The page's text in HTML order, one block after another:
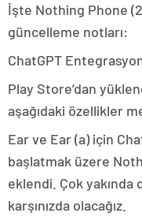
İşte Nothing Phone
güncelleme notları:
ChatGPT
Play Store’dan
aşağıdaki özellikler
Ear ve Ear (a) için
başlatmak üzere
eklendi. Çok
karşınızda olacağız.